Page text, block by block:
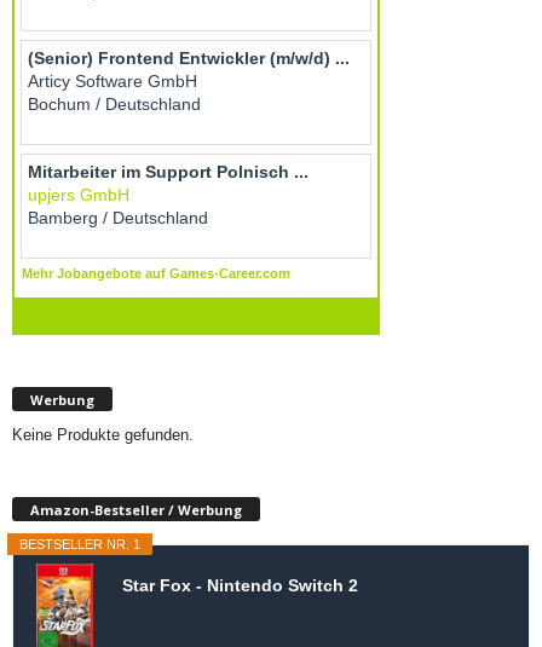
Werbung
Keine Produkte gefunden.
Amazon-Bestseller / Werbung
BESTSELLER NR. 1
Star Fox - Nintendo Switch 2